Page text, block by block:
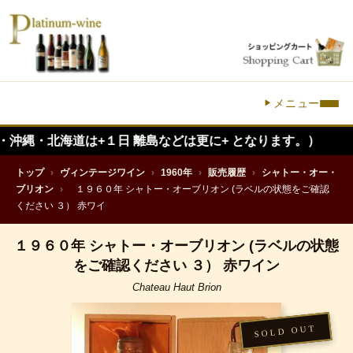
メニュー
は+１日 離島などは更に+ となります。）
トップ › ヴィンテージワイン › 1960年 › 販売履歴 ›
シャトー・オー・
ブリオン ›
１９６０年 シャトー・オーブリオン (ラベルの状態をご確認
ください ３） 赤ワイ
１９６０年 シャトー・オーブリオン (ラベルの状態
をご確認ください ３） 赤ワイン
Chateau Haut Brion